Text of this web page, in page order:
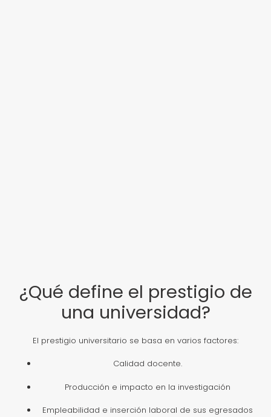
¿Qué define el prestigio de
una universidad?
El prestigio universitario se basa en varios factores:
Calidad docente.
Producción e impacto en la investigación
Empleabilidad e inserción laboral de sus egresados